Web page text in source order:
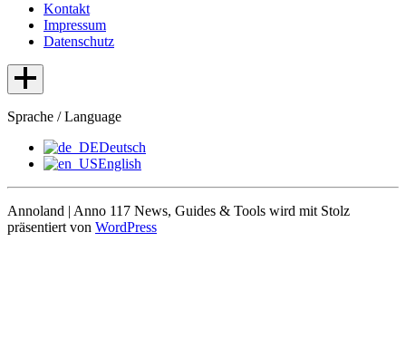
Kontakt
Impressum
Datenschutz
Sprache / Language
Deutsch
English
Annoland | Anno 117 News, Guides & Tools wird mit Stolz
präsentiert von WordPress